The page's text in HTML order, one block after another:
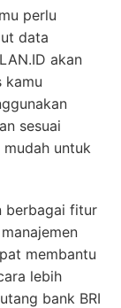
perlu
data
akan
kamu
sesuai
mudah untuk
berbagai fitur
membantu
lebih
bank BRI